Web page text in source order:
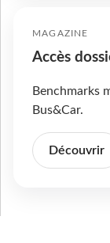
MAGAZINE
Accès
Benchmarks
Bus&Car.
Découvrir